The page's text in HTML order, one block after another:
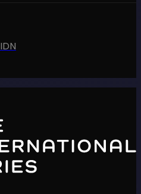
IDN